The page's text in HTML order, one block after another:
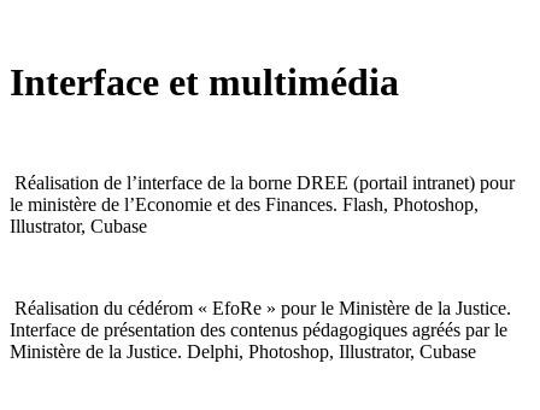
Interface et multimédia
Réalisation de l’interface de la borne DREE (portail intranet) pour
le ministère de l’Economie et des Finances. Flash, Photoshop,
Illustrator, Cubase
Réalisation du cédérom « EfoRe » pour le Ministère de la Justice.
Interface de présentation des contenus pédagogiques agréés par le
Ministère de la Justice. Delphi, Photoshop, Illustrator, Cubase